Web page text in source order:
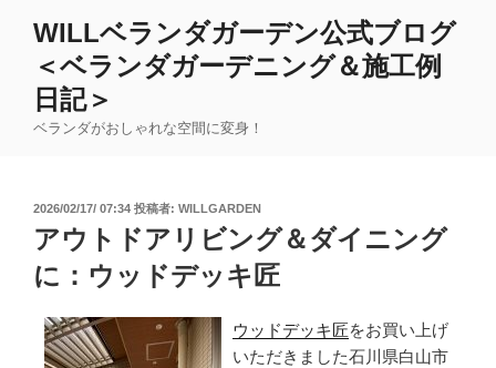
WILLベランダガーデン公式ブログ
＜ベランダガーデニング＆施工例
日記＞
ベランダがおしゃれな空間に変身！
投
稿
日:
2026/02/17/ 07:34 投稿者: WILLGARDEN
アウトドアリビング＆ダイニング
に：ウッドデッキ匠
ウッドデッキ匠をお買い上げ
いただきました石川県白山市